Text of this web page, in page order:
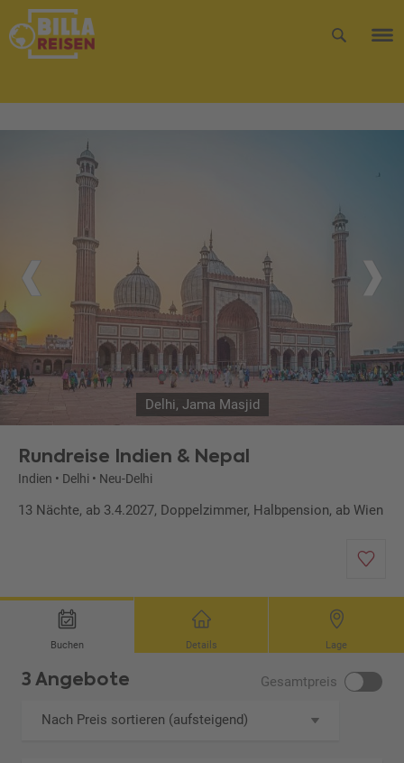
Delhi, Jama Masjid
Rundreise Indien & Nepal
Indien • Delhi • Neu-Delhi
13 Nächte, ab 3.4.2027, Doppelzimmer, Halbpension, ab Wien
Buchen Details Lage
3 Angebote Gesamtpreis
Nach Preis sortieren (aufsteigend)